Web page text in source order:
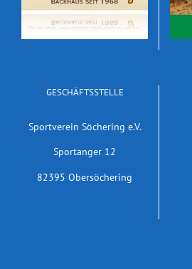
GESCHÄFTSSTELLE
Sportverein Söchering e.V.
Sportanger 12
82395 Obersöchering